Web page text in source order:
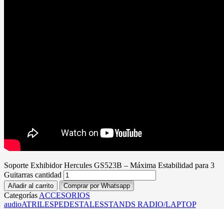
Soporte Exhibidor Hercules GS523B – Máxima Estabilidad para 3
Guitarras cantidad
Añadir al carrito Comprar por Whatsapp
Categorías ACCESORIOS
audioATRILESPEDESTALESSTANDS RADIO/LAPTOP